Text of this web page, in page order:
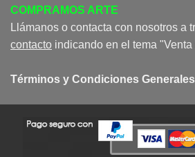
COMPRAMOS ARTE
Llámanos o contacta con nosotros a
contacto indicando en el tema "Venta
Términos y Condiciones